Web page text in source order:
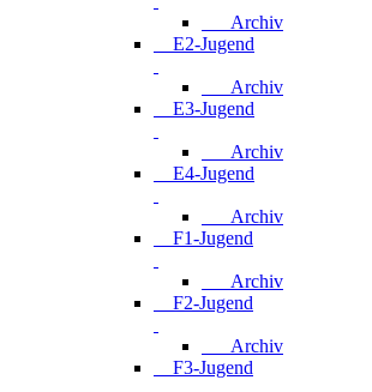
Archiv
E2-Jugend
Archiv
E3-Jugend
Archiv
E4-Jugend
Archiv
F1-Jugend
Archiv
F2-Jugend
Archiv
F3-Jugend